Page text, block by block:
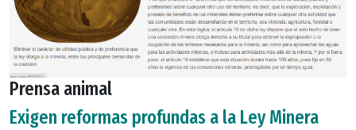
Prensa animal
Exigen reformas profundas a la Ley Minera